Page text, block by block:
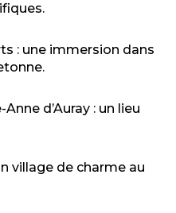
: une immersion dans
d’Auray : un lieu
village de charme au